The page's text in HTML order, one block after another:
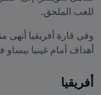
للعب الملحق.
أهداف أمام غينيا
أفريقيا